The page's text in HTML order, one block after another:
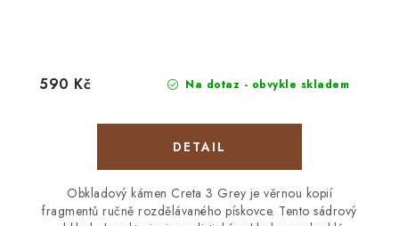
Na dotaz - obvykle skladem
590 Kč
Obkladový kámen Creta 3 Grey je věrnou kopií
fragmentů ručně rozdělávaného pískovce. Tento sádrový